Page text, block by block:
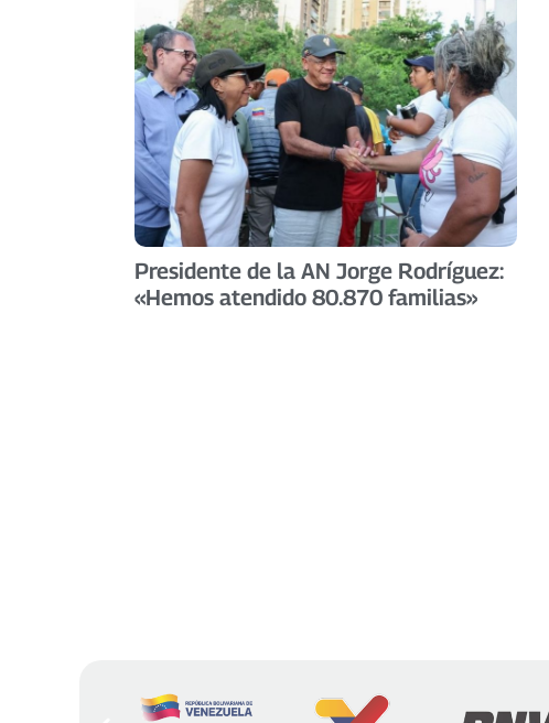
Presidente de la AN Jorge Rodríguez:
«Hemos atendido 80.870 familias» ​